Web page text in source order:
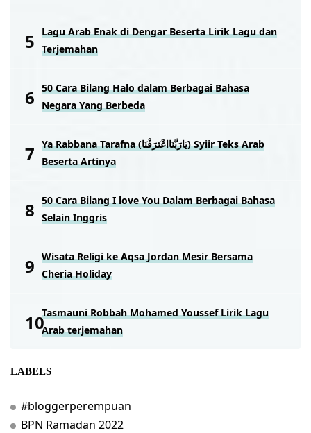
Lagu Arab Enak di Dengar Beserta Lirik Lagu dan
Terjemahan
50 Cara Bilang Halo dalam Berbagai Bahasa
Negara Yang Berbeda
Ya Rabbana Tarafna (يَارَبَّنَااعْتَرَفْنَا) Syiir Teks Arab
Beserta Artinya
50 Cara Bilang I love You Dalam Berbagai Bahasa
Selain Inggris
Wisata Religi ke Aqsa Jordan Mesir Bersama
Cheria Holiday
Tasmauni Robbah Mohamed Youssef Lirik Lagu
Arab terjemahan
LABELS
#bloggerperempuan
BPN Ramadan 2022